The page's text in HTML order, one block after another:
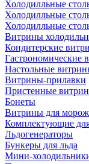
Холодилльные
Холодилльные
Холодилльные
Витрины
Кондитерские
Гастрономические
Настольные
Витрины-прилавки
Пристенные
Бонеты
Витрины для
Комплектующие
Льдогенераторы
Бункеры для льда
Мини-